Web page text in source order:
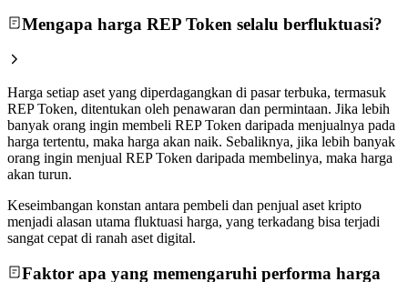
Mengapa harga REP Token selalu berfluktuasi?
Harga setiap aset yang diperdagangkan di pasar terbuka, termasuk
REP Token, ditentukan oleh penawaran dan permintaan. Jika lebih
banyak orang ingin membeli REP Token daripada menjualnya pada
harga tertentu, maka harga akan naik. Sebaliknya, jika lebih banyak
orang ingin menjual REP Token daripada membelinya, maka harga
akan turun.
Keseimbangan konstan antara pembeli dan penjual aset kripto
menjadi alasan utama fluktuasi harga, yang terkadang bisa terjadi
sangat cepat di ranah aset digital.
Faktor apa yang memengaruhi performa harga